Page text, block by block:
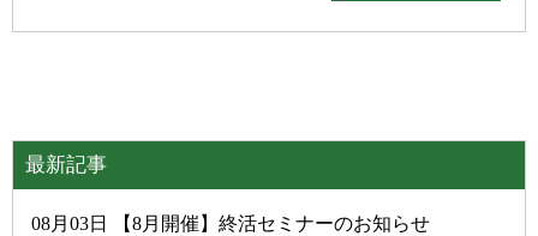
最新記事
08月03日 【8月開催】終活セミナーのお知らせ